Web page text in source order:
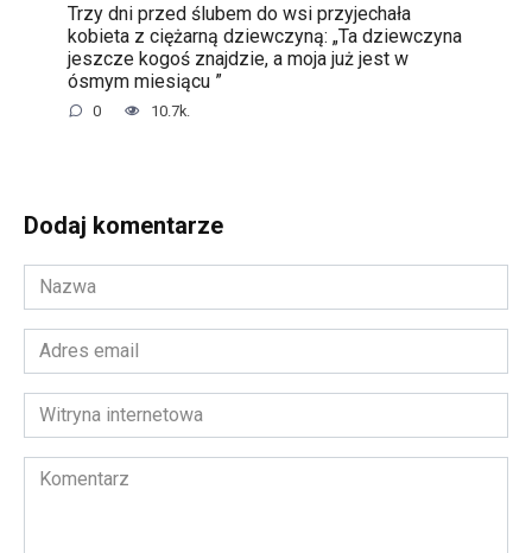
Trzy dni przed ślubem do wsi przyjechała
kobieta z ciężarną dziewczyną: „Ta dziewczyna
jeszcze kogoś znajdzie, a moja już jest w
ósmym miesiącu ”
0 10.7k.
Dodaj komentarze
Nazwa
*
Adres
email
*Witryna
internetowa
Komentarz